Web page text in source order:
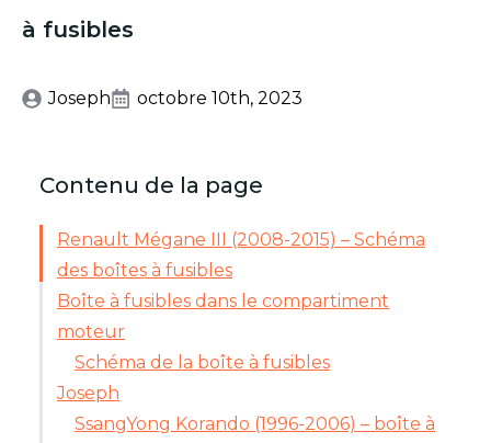
à fusibles
Joseph octobre 10th, 2023
Contenu de la page
Renault Mégane III (2008-2015) – Schéma
des boîtes à fusibles
Boîte à fusibles dans le compartiment
moteur
Schéma de la boîte à fusibles
Joseph
SsangYong Korando (1996-2006) – boîte à